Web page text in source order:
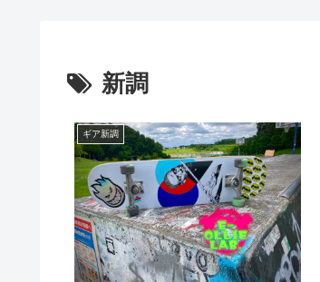
新調
ギア新調